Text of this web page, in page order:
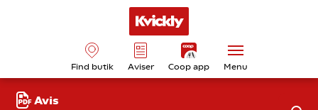
Find butik Aviser Coop app Menu
Avis